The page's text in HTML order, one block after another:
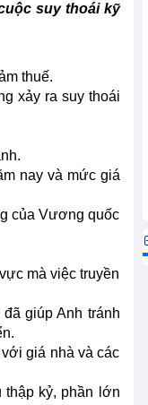
suy thoái kỹ
thuế.
xảy ra suy thoái
nay và mức giá
của Vương quốc
mà việc truyền
giúp Anh tránh
giá nhà và các
thập kỷ, phần lớn